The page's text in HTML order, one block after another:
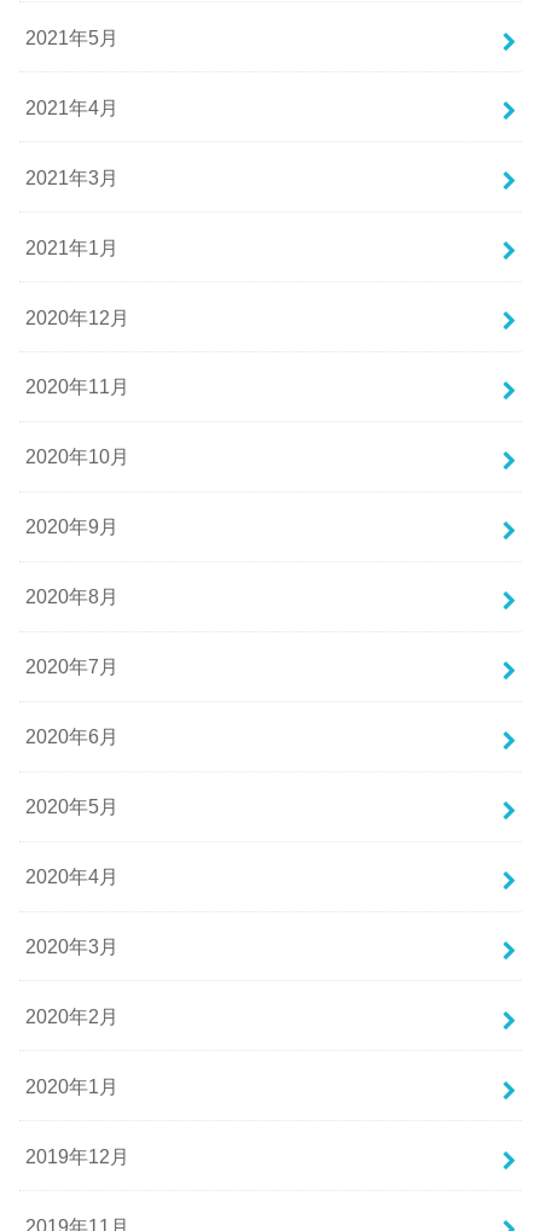
2021年5月
2021年4月
2021年3月
2021年1月
2020年12月
2020年11月
2020年10月
2020年9月
2020年8月
2020年7月
2020年6月
2020年5月
2020年4月
2020年3月
2020年2月
2020年1月
2019年12月
2019年11月